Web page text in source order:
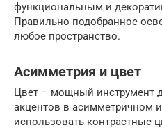
функциональным и
Правильно подобранное
любое пространство.
Асимметрия и цвет
Цвет – мощный инструмент
акцентов в асимметричном
использовать контрастные